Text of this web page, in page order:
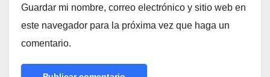
Guardar mi nombre, correo electrónico y sitio web en
este navegador para la próxima vez que haga un
comentario.